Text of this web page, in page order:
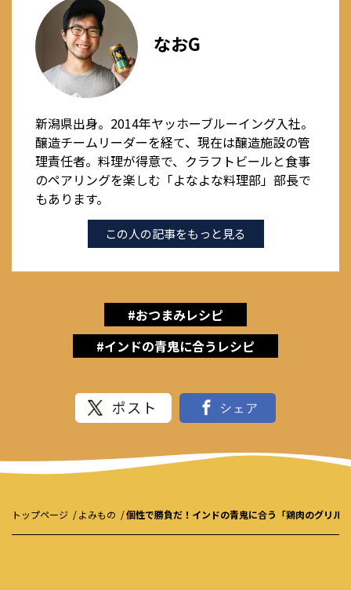
なおG
新潟県出身。2014年ヤッホーブルーイング入社。
醸造チームリーダーを経て、現在は醸造施設の管
理責任者。料理が得意で、クラフトビールと食事
のペアリングを楽しむ「よなよな料理部」部長で
もあります。
この人の記事をもっと見る
#おつまみレシピ
#インドの青鬼に合うレシピ
トップページ よみもの 個性で勝負だ！インドの青鬼に合う「鶏肉のグリル